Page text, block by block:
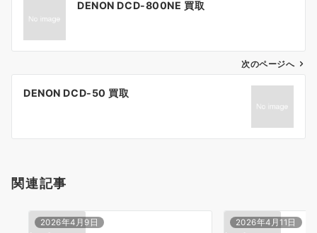
ン
DENON DCD-800NE 買取
次のページへ
DENON DCD-50 買取
関連記事
2026年4月9日 2026年4月11日